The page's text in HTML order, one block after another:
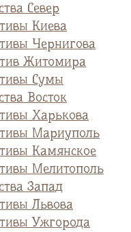
Север
Киева
Чернигова
Житомира
Сумы
Восток
Харькова
Мариуполь
Камянское
Мелитополь
Запад
Львова
Ужгорода